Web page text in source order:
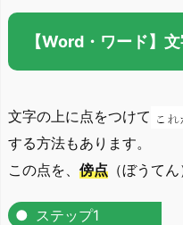
【Word・ワード】
文字の上に点をつけて
する方法もあります。
この点を、 傍点 （ぼうて
ステップ1